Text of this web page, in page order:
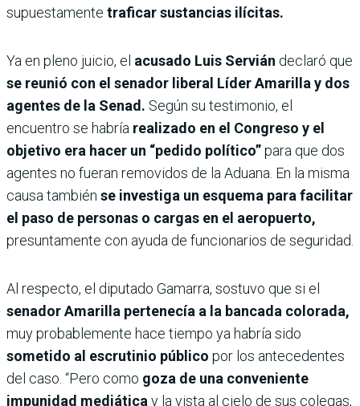
supuestamente traficar sustancias ilícitas.
Ya en pleno juicio, el acusado Luis Servián declaró que
se reunió con el senador liberal Líder Amarilla y dos
agentes de la Senad. Según su testimonio, el
encuentro se habría realizado en el Congreso y el
objetivo era hacer un “pedido político”para que dos
agentes no fueran removidos de la Aduana. En la misma
causa también se investiga un esquema para facilitar
el paso de personas o cargas en el aeropuerto,
presuntamente con ayuda de funcionarios de seguridad.
Al respecto, el diputado Gamarra, sostuvo que si el
senador Amarilla pertenecía a la bancada colorada,
muy probablemente hace tiempo ya habría sido
sometido al escrutinio público por los antecedentes
del caso. “Pero como goza de una conveniente
impunidad mediática y la vista al cielo de sus colegas,